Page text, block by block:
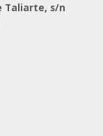
Taliarte, s/n